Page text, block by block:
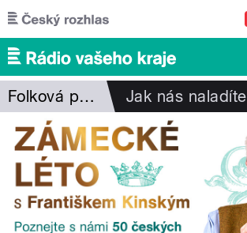
Přejít k hlavnímu obsahu
Folková pohlazení Jak nás naladíte